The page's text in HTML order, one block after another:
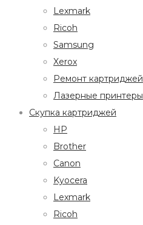
Lexmark
Ricoh
Samsung
Xerox
Ремонт картриджей
Лазерные принтеры
Скупка картриджей
HP
Brother
Canon
Kyocera
Lexmark
Ricoh